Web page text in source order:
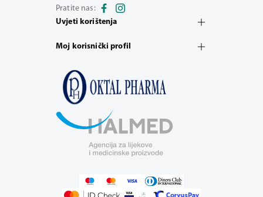
Pratite nas:
Uvjeti korištenja
Moj korisnički profil